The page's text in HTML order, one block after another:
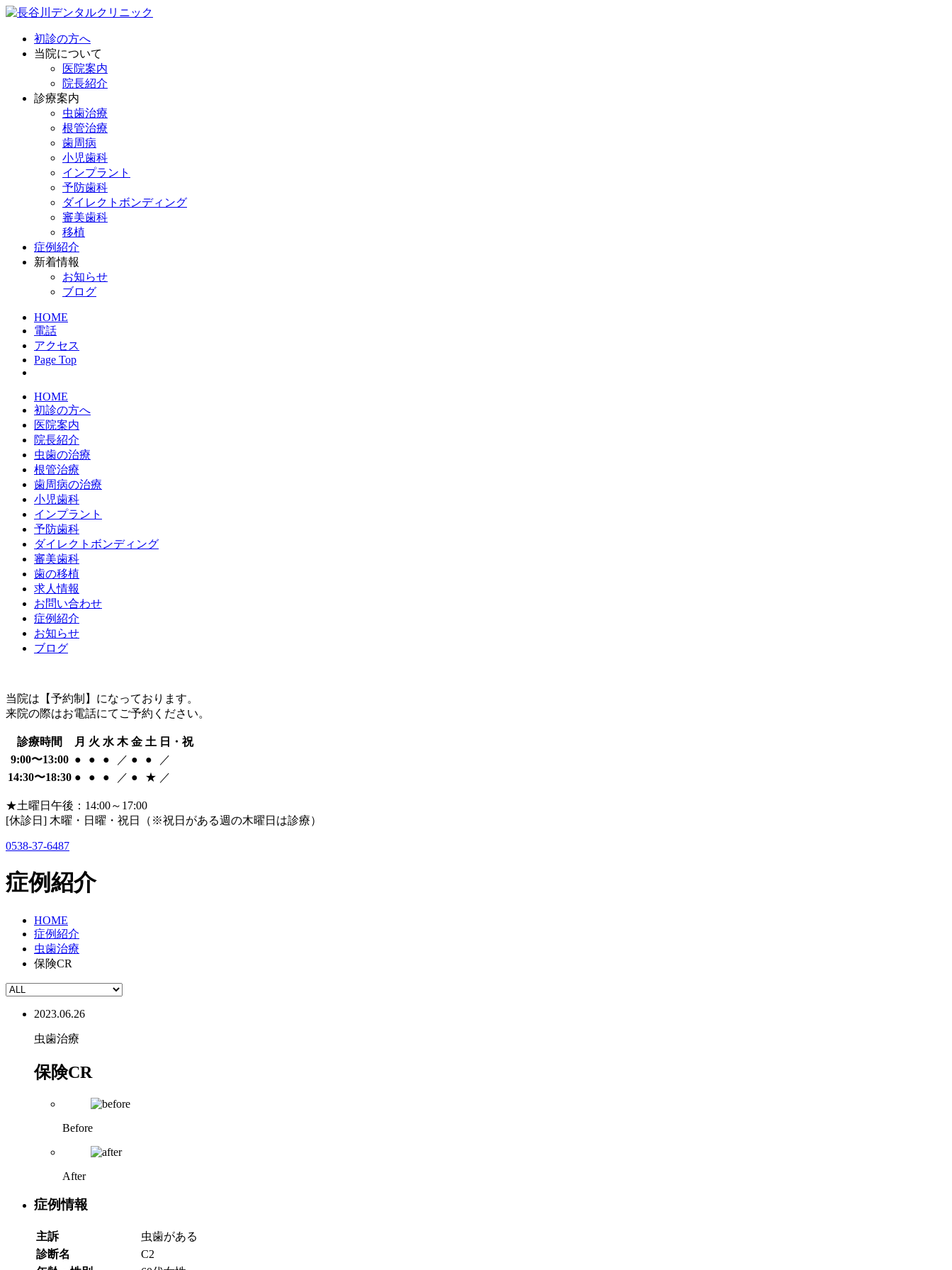
初診の方へ
当院について
医院案内
院長紹介
診療案内
虫歯治療
根管治療
歯周病
小児歯科
インプラント
予防歯科
ダイレクトボンディング
審美歯科
移植
症例紹介
新着情報
お知らせ
ブログ
HOME
電話
アクセス
Page Top
HOME
初診の方へ
医院案内
院長紹介
虫歯の治療
根管治療
歯周病の治療
小児歯科
インプラント
予防歯科
ダイレクトボンディング
審美歯科
歯の移植
求人情報
お問い合わせ
症例紹介
お知らせ
ブログ
当院は【予約制】になっております。
来院の際はお電話にてご予約ください。
診療時間 月 火 水 木 金 土 日・祝
9:00〜13:00 ● ● ● ／ ● ●
／
14:30〜18:30 ● ● ● ／ ● ★ ／
★土曜日午後：14:00～17:00
[休診日] 木曜・日曜・祝日（※祝日がある週の木曜日は診療）
0538-37-6487
症例紹介
HOME
症例紹介
虫歯治療
保険CR
2023.06.26
虫歯治療
保険CR
Before
After
症例情報
主訴
虫歯がある
診断名
C2